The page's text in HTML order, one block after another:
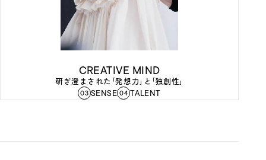
CREATIVE MIND
研ぎ澄まされた｢発想力｣と｢独創性｣
03 SENSE 04 TALENT